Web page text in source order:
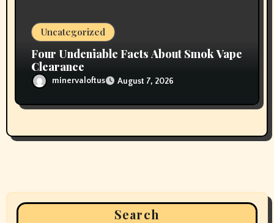
Uncategorized
Four Undeniable Facts About Smok Vape
Clearance
minervaloftus August 7, 2026
Search